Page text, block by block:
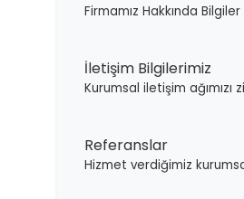
Firmamız Hakkında Bilgiler
İletişim Bilgilerimiz
Kurumsal iletişim ağımızı
Referanslar
Hizmet verdiğimiz